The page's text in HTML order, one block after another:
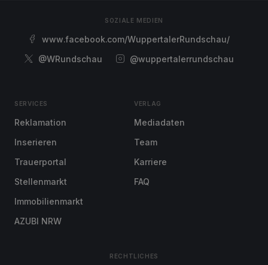
SOZIALE MEDIEN
www.facebook.com/WuppertalerRundschau/
@WRundschau
@wuppertalerrundschau
SERVICES
Reklamation
Inserieren
Trauerportal
Stellenmarkt
Immobilienmarkt
AZUBI NRW
VERLAG
Mediadaten
Team
Karriere
FAQ
RECHTLICHES